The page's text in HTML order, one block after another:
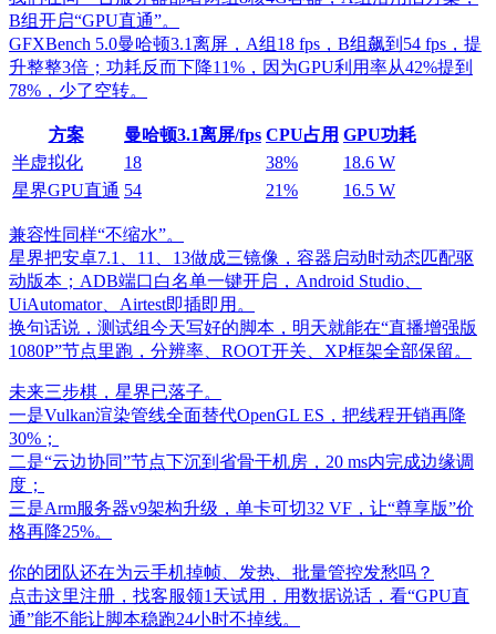
B组开启“GPU直通”。
GFXBench 5.0曼哈顿3.1离屏，A组18 fps，B组飙到54 fps，提
升整整3倍；功耗反而下降11%，因为GPU利用率从42%提到
78%，少了空转。
方案 曼哈顿3.1离屏/fps CPU占用 GPU功耗
半虚拟化
18 38%
18.6 W
星界GPU直通 54 21% 16.5 W
兼容性同样“不缩水”。
星界把安卓7.1、11、13做成三镜像，容器启动时动态匹配驱
动版本；ADB端口白名单一键开启，Android Studio、
UiAutomator、Airtest即插即用。
换句话说，测试组今天写好的脚本，明天就能在“直播增强版
1080P”节点里跑，分辨率、ROOT开关、XP框架全部保留。
未来三步棋，星界已落子。
一是Vulkan渲染管线全面替代OpenGL ES，把线程开销再降
30%；
二是“云边协同”节点下沉到省骨干机房，20 ms内完成边缘调
度；
三是Arm服务器v9架构升级，单卡可切32 VF，让“尊享版”价
格再降25%。
你的团队还在为云手机掉帧、发热、批量管控发愁吗？
点击这里注册，找客服领1天试用，用数据说话，看“GPU直
通”能不能让脚本稳跑24小时不掉线。